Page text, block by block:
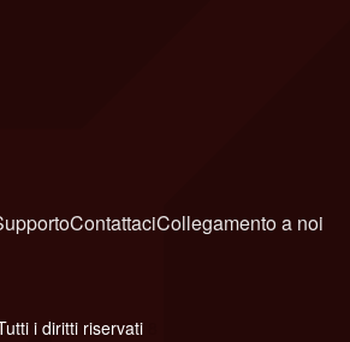
ContattaciCollegamento a noi
i diritti riservati